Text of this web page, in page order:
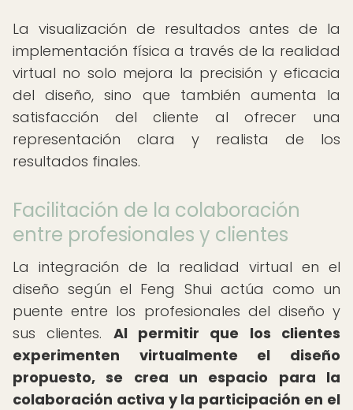
La visualización de resultados antes de la
implementación física a través de la realidad
virtual no solo mejora la precisión y eficacia
del diseño, sino que también aumenta la
satisfacción del cliente al ofrecer una
representación clara y realista de los
resultados finales.
Facilitación de la colaboración
entre profesionales y clientes
La integración de la realidad virtual en el
diseño según el Feng Shui actúa como un
puente entre los profesionales del diseño y
sus clientes. Al permitir que los clientes
experimenten virtualmente el diseño
propuesto, se crea un espacio para la
colaboración activa y la participación en el